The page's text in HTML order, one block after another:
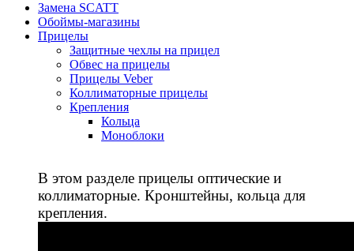
Замена SCATT
Обоймы-магазины
Прицелы
Защитные чехлы на прицел
Обвес на прицелы
Прицелы Veber
Коллиматорные прицелы
Крепления
Кольца
Моноблоки
В этом разделе прицелы оптические и
коллиматорные. Кронштейны, кольца для
крепления.